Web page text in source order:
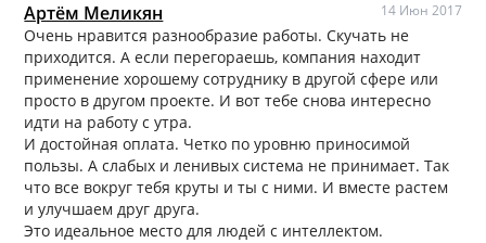
Артём Меликян 14 Июн 2017
Очень нравится разнообразие работы. Скучать не
приходится. А если перегораешь, компания находит
применение хорошему сотруднику в другой сфере или
просто в другом проекте. И вот тебе снова интересно
идти на работу с утра.
И достойная оплата. Четко по уровню приносимой
пользы. А слабых и ленивых система не принимает. Так
что все вокруг тебя круты и ты с ними. И вместе растем
и улучшаем друг друга.
Это идеальное место для людей с интеллектом.